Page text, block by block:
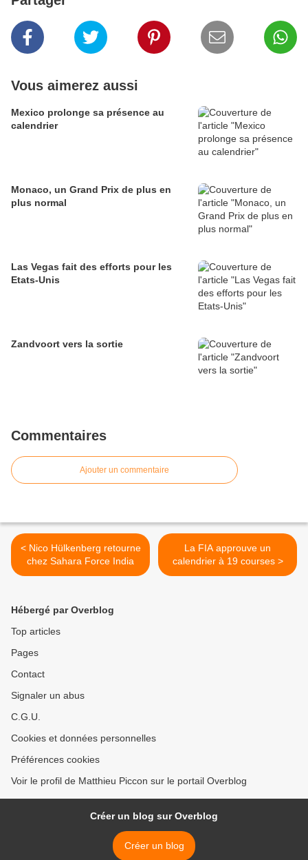
Vous aimerez aussi
Mexico prolonge sa présence au
calendrier
Monaco, un Grand Prix de plus en
plus normal
Las Vegas fait des efforts pour les
Etats-Unis
Zandvoort vers la sortie
Commentaires
Ajouter un commentaire
< Nico Hülkenberg retourne
chez Sahara Force India
La FIA approuve un
calendrier à 19 courses >
Hébergé par Overblog
Top articles
Pages
Contact
Signaler un abus
C.G.U.
Cookies et données personnelles
Préférences cookies
Voir le profil de Matthieu Piccon sur le portail Overblog
Créer un blog sur Overblog
Créer un blog